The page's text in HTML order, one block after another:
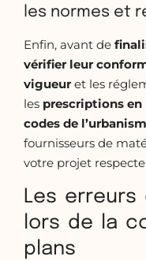
les normes et
Enfin, avant de
vérifier leur
vigueur et les
les prescriptions
codes de
fournisseurs de
votre projet
Les
lors de la
plans